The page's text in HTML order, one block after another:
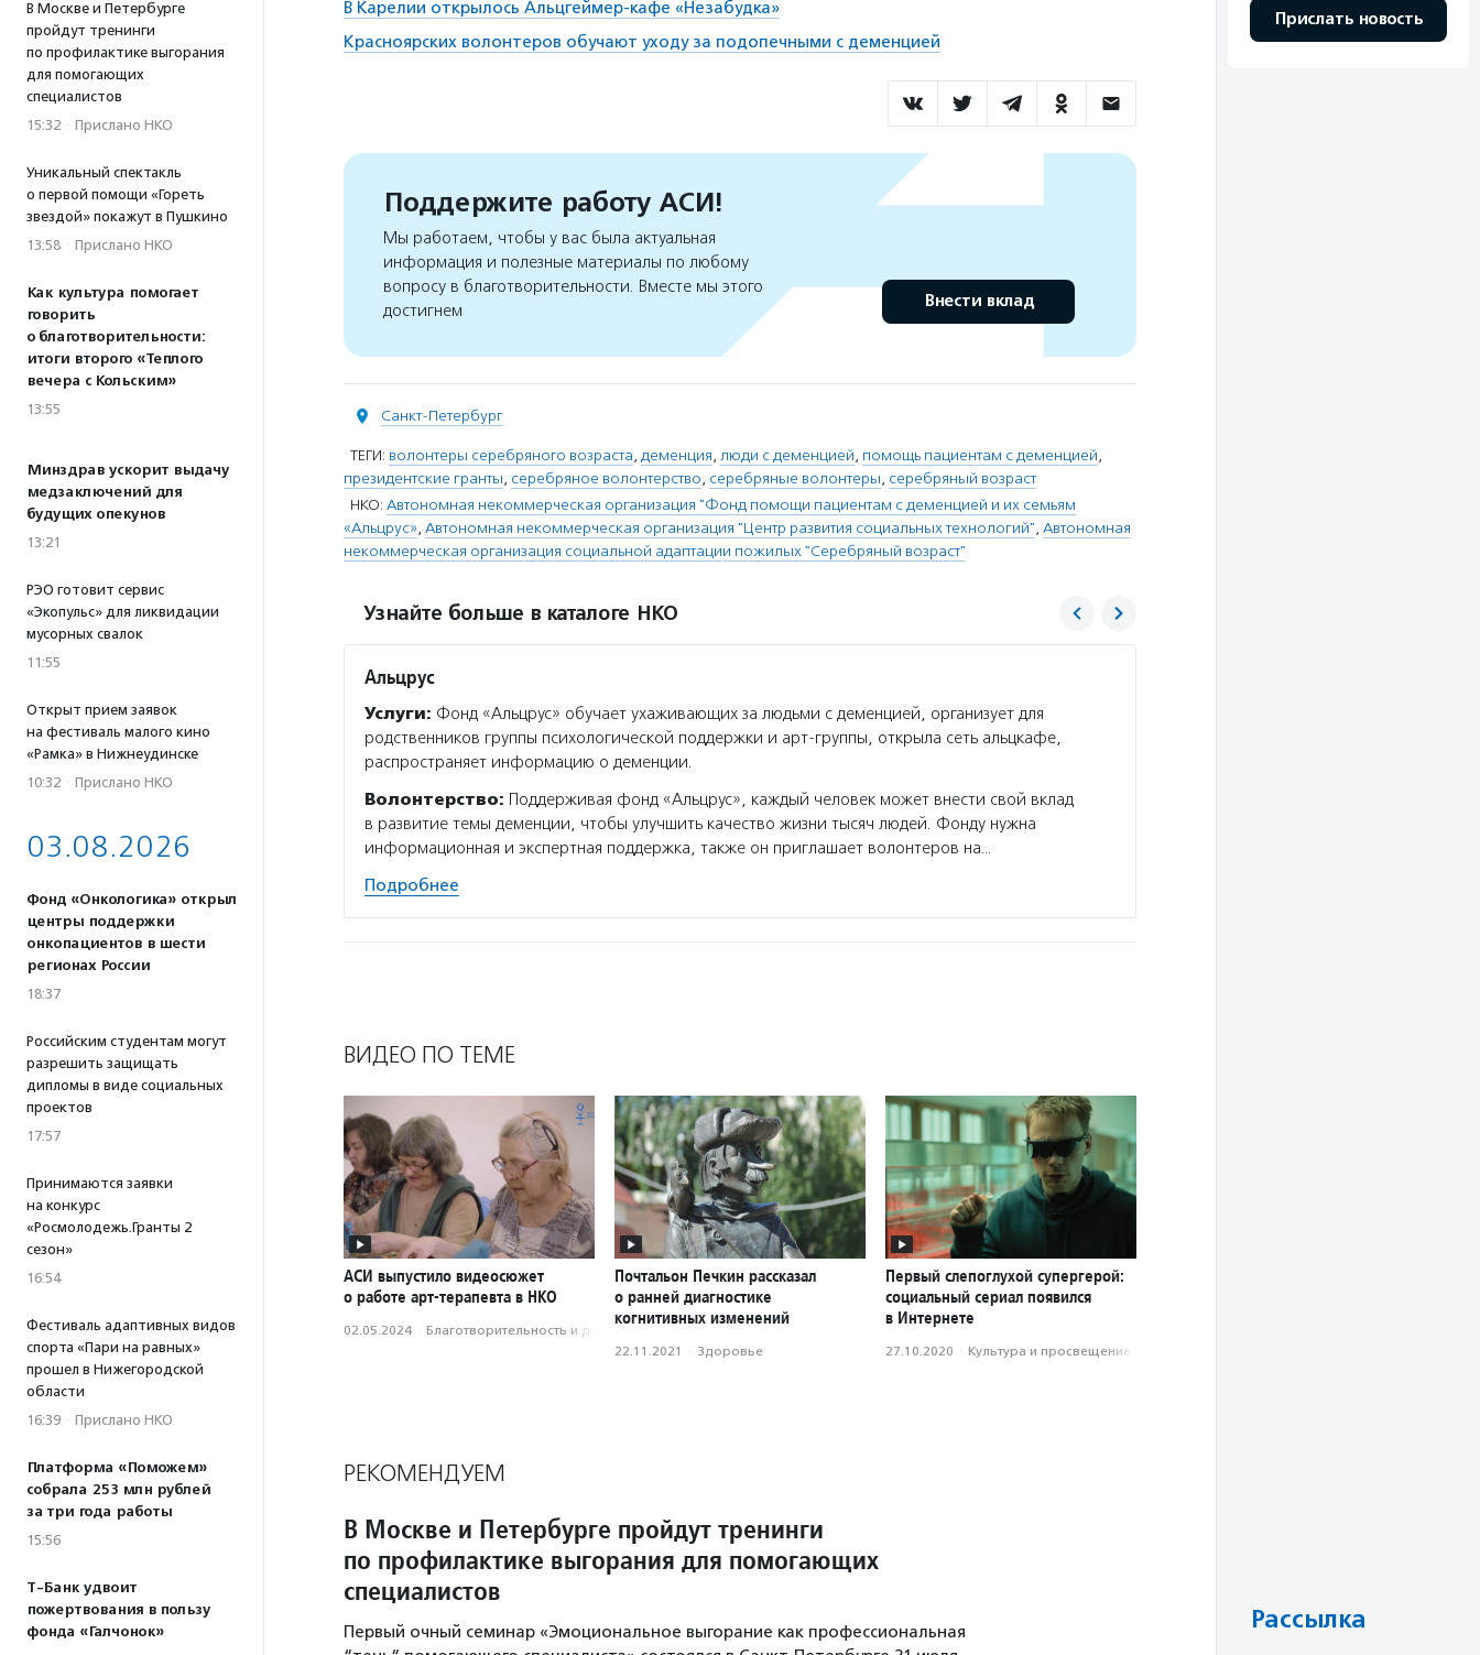
В Москве и Петербурге
пройдут тренинги
по профилактике выгорания
для помогающих
специалистов
15:32 · Прислано НКО
Уникальный спектакль
о первой помощи «Гореть
звездой» покажут в Пушкино
13:58 · Прислано НКО
Как культура помогает
говорить
о благотворительности:
итоги второго «Теплого
вечера с Кольским»
13:55
Минздрав ускорит выдачу
медзаключений для
будущих опекунов
13:21
РЭО готовит сервис
«Экопульс» для ликвидации
мусорных свалок
11:55
Открыт прием заявок
на фестиваль малого кино
«Рамка» в Нижнеудинске
10:32 · Прислано НКО
03.08.2026
Фонд «Онкологика» открыл
центры поддержки
онкопациентов в шести
регионах России
18:37
Российским студентам могут
разрешить защищать
дипломы в виде социальных
проектов
17:57
Принимаются заявки
на конкурс
«Росмолодежь.Гранты 2
сезон»
16:54
Фестиваль адаптивных видов
спорта «Пари на равных»
прошел в Нижегородской
области
16:39 · Прислано НКО
Платформа «Поможем»
собрала 253 млн рублей
за три года работы
15:56
Т-Банк удвоит
пожертвования в пользу
фонда «Галчонок»
В Карелии открылось Альцгеймер-кафе «Незабудка»
Красноярских волонтеров обучают уходу за подопечными с деменцией
Поддержите работу АСИ!
Мы работаем, чтобы у вас была актуальная
информация и полезные материалы по любому
вопросу в благотворительности. Вместе мы этого
достигнем
Внести вклад
Санкт-Петербург
ТЕГИ: волонтеры серебряного возраста, деменция, люди с деменцией, помощь пациентам с деменцией,
президентские гранты, серебряное волонтерство, серебряные волонтеры, серебряный возраст
НКО: Автономная некоммерческая организация "Фонд помощи пациентам с деменцией и их семьям
«Альцрус», Автономная некоммерческая организация "Центр развития социальных технологий", Автономная
некоммерческая организация социальной адаптации пожилых "Серебряный возраст"
Узнайте больше в каталоге НКО
Альцрус
Услуги: Фонд «Альцрус» обучает ухаживающих за людьми с деменцией, организует для
родственников группы психологической поддержки и арт-группы, открыла сеть альцкафе,
распространяет информацию о деменции.
Волонтерство: Поддерживая фонд «Альцрус», каждый человек может внести свой вклад
в развитие темы деменции, чтобы улучшить качество жизни тысяч людей. Фонду нужна
информационная и экспертная поддержка, также он приглашает волонтеров на…
Подробнее
ВИДЕО ПО ТЕМЕ
АСИ выпустило видеосюжет
о работе арт-терапевта в НКО
02.05.2024 · Благотвори­тель­ность и доброволь­чест­во
Почтальон Печкин рассказал
о ранней диагностике
когнитивных изменений
22.11.2021 · Здоровье
Первый слепоглухой супергерой:
социальный сериал появился
в Интернете
27.10.2020 · Культура и просвещение
РЕКОМЕНДУЕМ
В Москве и Петербурге пройдут тренинги
по профилактике выгорания для помогающих
специалистов
Первый очный семинар «Эмоциональное выгорание как профессиональная
Прислать новость
Рассылка